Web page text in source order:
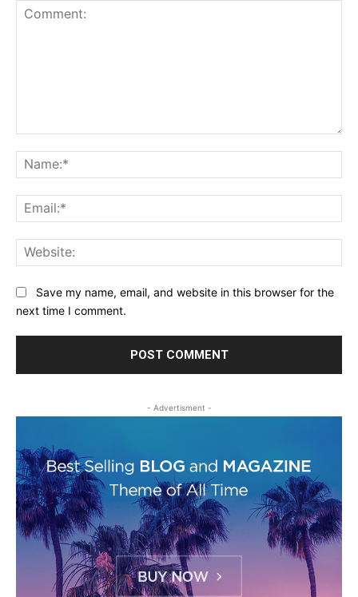
Save my name, email, and website in this browser for the
next time I comment.
- Advertisment -